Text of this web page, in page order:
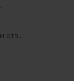
отв...